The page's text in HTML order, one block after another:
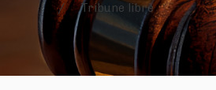
Tribune libre